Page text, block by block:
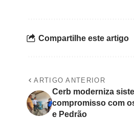
Compartilhe este artigo
ARTIGO ANTERIOR
Cerb moderniza
compromisso com
e Pedrão